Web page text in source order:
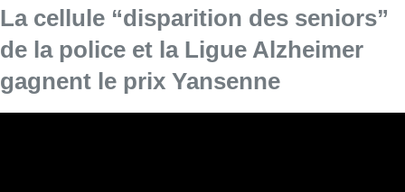
La cellule “disparition des seniors”
de la police et la Ligue Alzheimer
gagnent le prix Yansenne